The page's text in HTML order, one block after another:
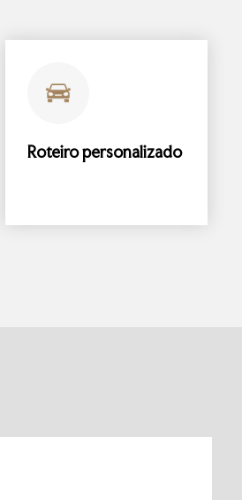
Roteiropersonalizado